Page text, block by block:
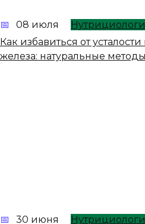
08 июля
Как избавиться от
железа: натуральные
30 июня